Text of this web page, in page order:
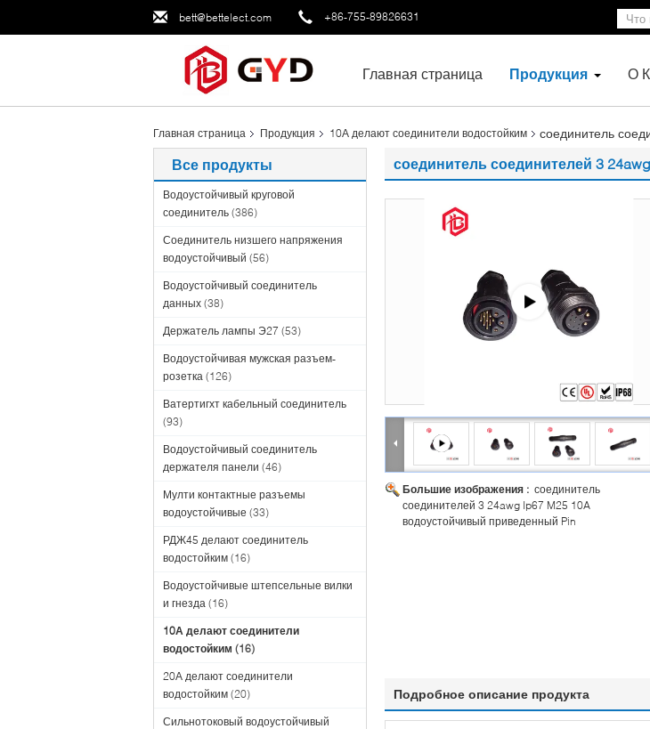
bett@bettelect.com +86-755-89826631
Главная страница Продукция О
Главная страница Продукция 10А делают соединители водостойким соединитель
Все продукты
Водоустойчивый круговой
соединитель (386)
Соединитель низшего напряжения
водоустойчивый (56)
Водоустойчивый соединитель
данных (38)
Держатель лампы Э27 (53)
Водоустойчивая мужская разъем-
розетка (126)
Ватертигхт кабельный соединитель
(93)
Водоустойчивый соединитель
держателя панели (46)
Мулти контактные разъемы
водоустойчивые (33)
РДЖ45 делают соединитель
водостойким (16)
Водоустойчивые штепсельные вилки
и гнезда (16)
10А делают соединители
водостойким (16)
20А делают соединители
водостойким (20)
Сильнотоковый водоустойчивый
соединитель соединителей 3
Большие изображения : соединитель
соединителей 3 24awg Ip67 M25 10A
водоустойчивый приведенный Pin
Подробное описание продукта